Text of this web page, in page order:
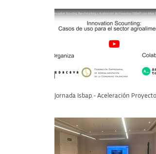
Jornada Isbap.- Aceleración